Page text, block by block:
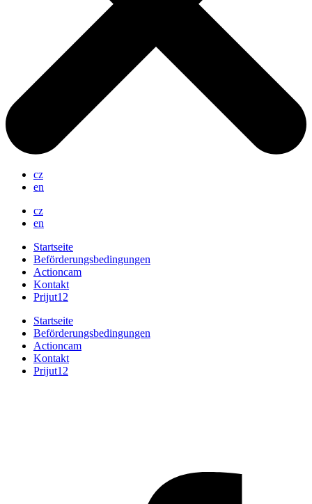
cz
en
cz
en
Startseite
Beförderungsbedingungen
Actioncam
Kontakt
Prijut12
Startseite
Beförderungsbedingungen
Actioncam
Kontakt
Prijut12